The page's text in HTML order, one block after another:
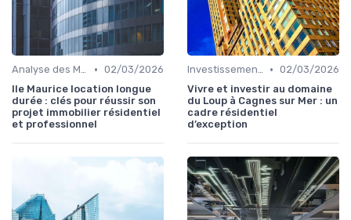
Analyse des Marchés Locaux et Globaux • 02/03/2026
Ile Maurice location longue
durée : clés pour réussir son
projet immobilier résidentiel
et professionnel
Investissements Immobiliers Stratégiques • 02/03/2026
Vivre et investir au domaine
du Loup à Cagnes sur Mer : un
cadre résidentiel
d’exception